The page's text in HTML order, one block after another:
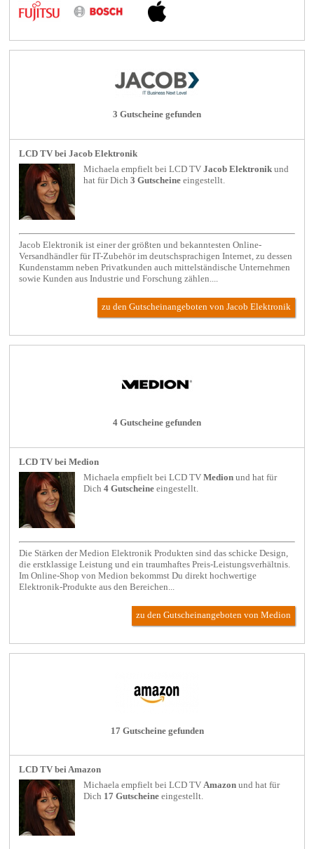
3 Gutscheine gefunden
LCD TV bei Jacob Elektronik
Michaela empfielt beiLCD TV Jacob Elektronik und
hat für Dich3 Gutscheine eingestellt.
Jacob Elektronik ist einer der größten und bekanntesten Online-
Versandhändler für IT-Zubehör im deutschsprachigen Internet, zu dessen
Kundenstamm neben Privatkunden auch mittelständische Unternehmen
sowie Kunden aus Industrie und Forschung zählen....
zu den Gutscheinangeboten von Jacob Elektronik
4 Gutscheine gefunden
LCD TV bei Medion
Michaela empfielt beiLCD TV Medion und hat für
Dich4 Gutscheine eingestellt.
Die Stärken der Medion Elektronik Produkten sind das schicke Design,
die erstklassige Leistung und ein traumhaftes Preis-Leistungsverhältnis.
Im Online-Shop von Medion bekommst Du direkt hochwertige
Elektronik-Produkte aus den Bereichen...
zu den Gutscheinangeboten von Medion
17 Gutscheine gefunden
LCD TV bei Amazon
Michaela empfielt beiLCD TV Amazon und hat für
Dich 17 Gutscheine eingestellt.